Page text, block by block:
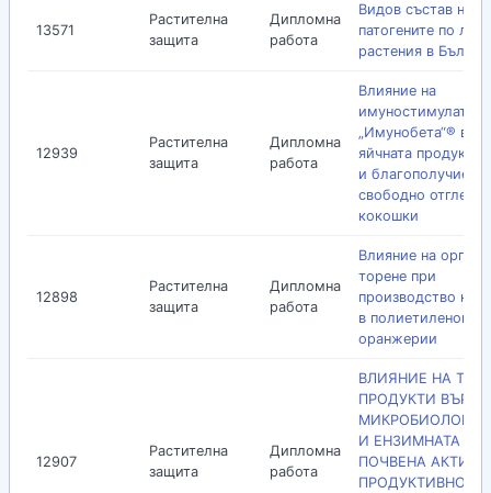
13571
Растителна
защита
Дипломна
работа
Видов състав на
патогените по
растения в
12939
Растителна
защита
Дипломна
работа
Влияние на
имуностимулатора
„Имунобета“®
яйчната
и благополучие
свободно
кокошки
12898
Растителна
защита
Дипломна
работа
Влияние на
торене при
производство на
в полиетиленови
оранжерии
12907
Растителна
защита
Дипломна
работа
ВЛИЯНИЕ НА
ПРОДУКТИ ВЪРХУ
И ЕНЗИМНАТА
ПОЧВЕНА
ПРОДУКТИВНОСТ